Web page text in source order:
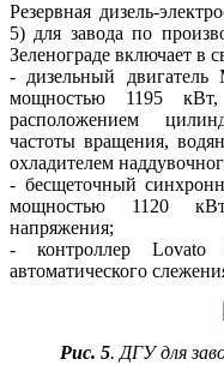
Резервная дизель-
5) для завода по
Зеленограде включает в
- дизельный двигатель
мощностью 1195 кВт,
расположением
частоты вращения,
охладителем
- бесщеточный
мощностью 1120
напряжения;
- контроллер
автоматического
Рис. 5. ДГУ для